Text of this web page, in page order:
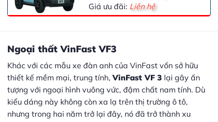
Giá ưu đãi: Liên hệ
Ngoại thất VinFast VF3
Khác với các mẫu xe đàn anh của VinFast vốn sở hữu
thiết kế mềm mại, trung tính, VinFast VF 3 lại gây ấn
tượng với ngoại hình vuông vức, đậm chất nam tính. Dù
kiểu dáng này không còn xa lạ trên thị trường ô tô,
nhưng trong hai năm trở lại đây, nó đã trở thành xu